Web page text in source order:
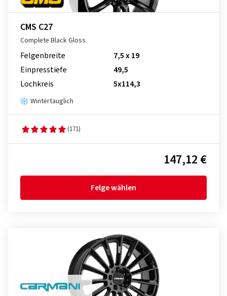
CMS C27
Complete Black Gloss
Felgenbreite
7,5 x 19
Einpresstiefe
49,5
Lochkreis
5x114,3
Wintertauglich
(171)
147,12 €
Felge wählen